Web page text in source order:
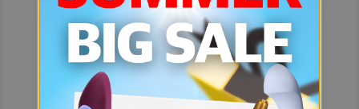
예상치 못한 에러입니다.